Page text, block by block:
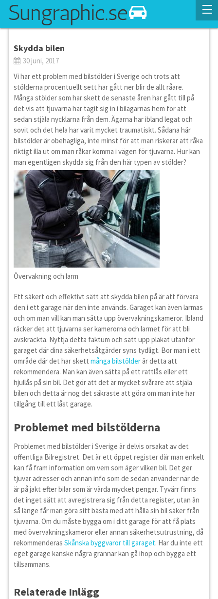
Skydda bilen
30 juni, 2017
Vi har ett problem med bilstölder i Sverige och trots att
stölderna procentuellt sett har gått ner blir de allt råare.
Många stölder som har skett de senaste åren har gått till på
det vis att tjuvarna har tagit sig in i bilägarnas hem för att
sedan stjäla nycklarna från dem. Ägarna har ibland legat och
sovit och det hela har varit mycket traumatiskt. Sådana här
bilstölder är obehagliga, inte minst för att man riskerar att råka
riktigt illa ut om man råkar komma i vägen för tjuvarna. Hur kan
man egentligen skydda sig från den här typen av stölder?
Övervakning och larm
Ett säkert och effektivt sätt att skydda bilen på är att förvara
den i ett garage när den inte används. Garaget kan även larmas
och om man vill kan man sätta upp övervakningskameror. Ibland
räcker det att tjuvarna ser kamerorna och larmet för att bli
avskräckta. Nyttja detta faktum och sätt upp plakat utanför
garaget där dina säkerhetsåtgärder syns tydligt. Bor man i ett
område där det har skett många bilstölderär detta att
rekommendera. Man kan även sätta på ett rattlås eller ett
hjullås på sin bil. Det gör att det är mycket svårare att stjäla
bilen och detta är nog det säkraste att göra om man inte har
tillgång till ett låst garage.
Problemet med bilstölderna
Problemet med bilstölder i Sverige är delvis orsakat av det
offentliga Bilregistret. Det är ett öppet register där man enkelt
kan få fram information om vem som äger vilken bil. Det ger
tjuvar adresser och annan info som de sedan använder när de
är på jakt efter bilar som är värda mycket pengar. Tyvärr finns
det inget sätt att avregistrera sig från detta register, utan än
så länge får man göra sitt bästa med att hålla sin bil säker från
tjuvarna. Om du måste bygga om i ditt garage för att få plats
med övervakningskameror eller annan säkerhetsutrustning, då
rekommenderas Skånska byggvaror till garaget. Har du inte ett
eget garage kanske några grannar kan gå ihop och bygga ett
tillsammans.
Relaterade Inlägg